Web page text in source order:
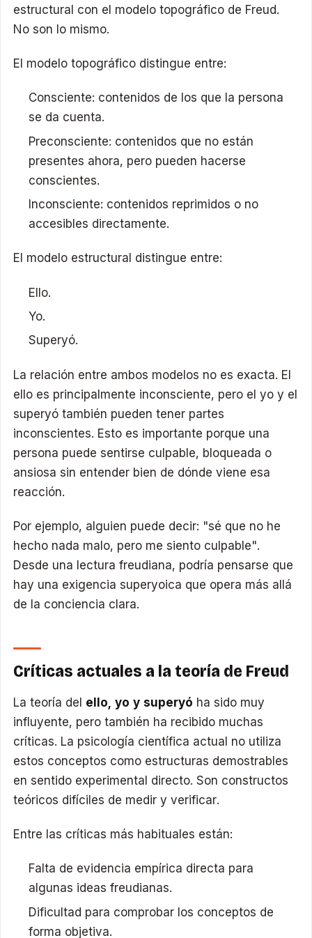
estructural con el modelo topográfico de Freud.
No son lo mismo.
El modelo topográfico distingue entre:
Consciente: contenidos de los que la persona
se da cuenta.
Preconsciente: contenidos que no están
presentes ahora, pero pueden hacerse
conscientes.
Inconsciente: contenidos reprimidos o no
accesibles directamente.
El modelo estructural distingue entre:
Ello.
Yo.
Superyó.
La relación entre ambos modelos no es exacta. El
ello es principalmente inconsciente, pero el yo y el
superyó también pueden tener partes
inconscientes. Esto es importante porque una
persona puede sentirse culpable, bloqueada o
ansiosa sin entender bien de dónde viene esa
reacción.
Por ejemplo, alguien puede decir: "sé que no he
hecho nada malo, pero me siento culpable".
Desde una lectura freudiana, podría pensarse que
hay una exigencia superyoica que opera más allá
de la conciencia clara.
Críticas actuales a la teoría de Freud
La teoría del ello, yo y superyó ha sido muy
influyente, pero también ha recibido muchas
críticas. La psicología científica actual no utiliza
estos conceptos como estructuras demostrables
en sentido experimental directo. Son constructos
teóricos difíciles de medir y verificar.
Entre las críticas más habituales están:
Falta de evidencia empírica directa para
algunas ideas freudianas.
Dificultad para comprobar los conceptos de
forma objetiva.